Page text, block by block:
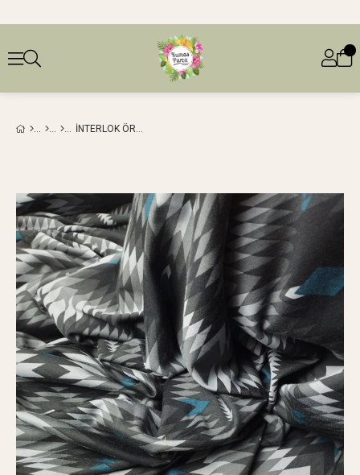
İNTERLOK ÖRME GRI SIYAH TURKUAZ RENKLERDEEN: 150 CM